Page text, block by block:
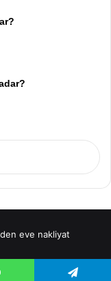
eve nakliyat